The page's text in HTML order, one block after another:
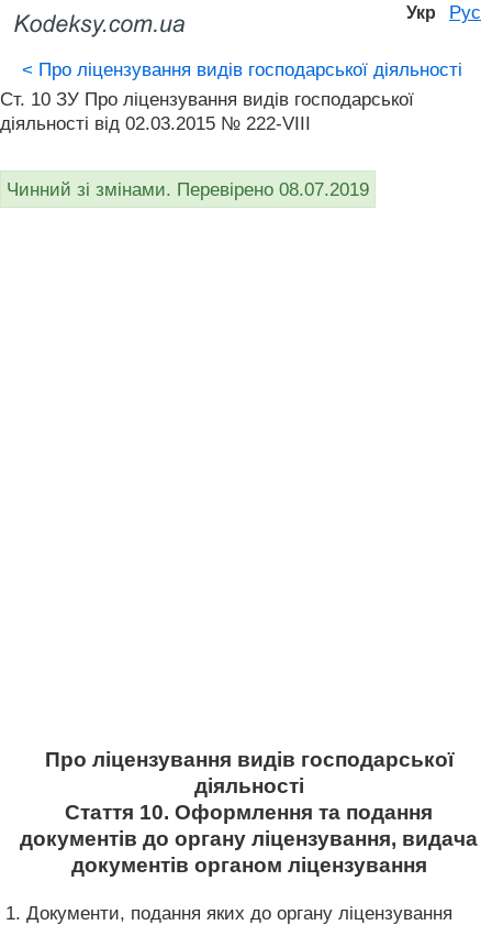
Укр Рус
< Про ліцензування видів господарської діяльності
Ст. 10 ЗУ Про ліцензування видів господарської
діяльності від 02.03.2015 № 222-VIII
Чинний зі змінами. Перевірено 08.07.2019
Про ліцензування видів господарської
діяльності
Стаття 10. Оформлення та подання
документів до органу ліцензування, видача
документів органом ліцензування
1. Документи, подання яких до органу ліцензування